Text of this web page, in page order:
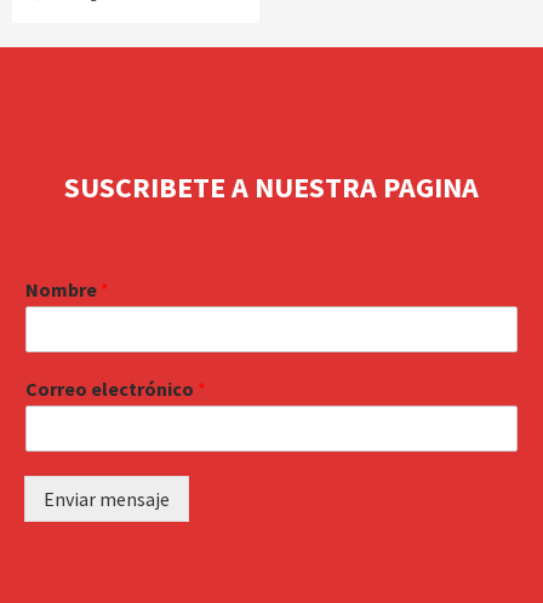
SUSCRIBETE A NUESTRA PAGINA
Nombre *
Correo electrónico *
Enviar mensaje